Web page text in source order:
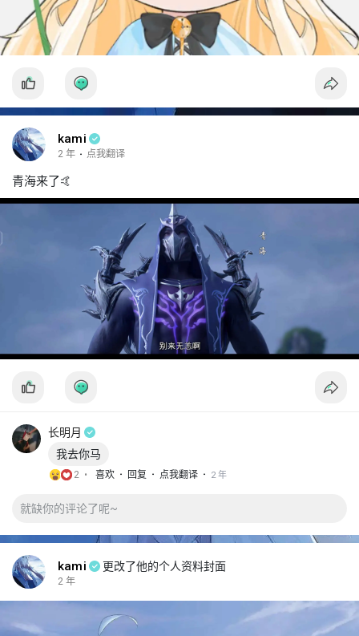
kami
2 年 · 点我翻译
青海来了🤙
长明月
我去你马
2 • 喜欢 · 回复 · 点我翻译 · 2 年
kami 更改了他的个人资料封面
2 年